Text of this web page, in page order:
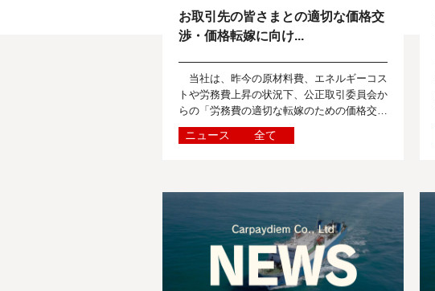
お取引先の皆さまとの適切な価格交
渉・価格転嫁に向け...
当社は、昨今の原材料費、エネルギーコス
トや労務費上昇の状況下、公正取引委員会か
らの「労務費の適切な転嫁のための価格交渉
に関する指針（2023年 11月 29日）」を受
け、お取引先の皆さまとよりよいパ...
ニュース 全て